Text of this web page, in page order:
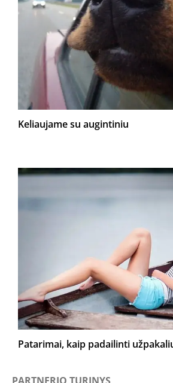
Keliaujame su augintiniu
Patarimai, kaip padailinti